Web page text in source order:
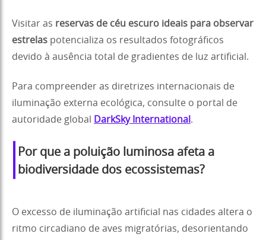
Visitar as reservas de céu escuro ideais para observar
estrelas potencializa os resultados fotográficos
devido à ausência total de gradientes de luz artificial.
Para compreender as diretrizes internacionais de
iluminação externa ecológica, consulte o portal de
autoridade global
DarkSky International .
Por que a poluição luminosa afeta a
biodiversidade dos ecossistemas?
O excesso de iluminação artificial nas cidades altera o
ritmo circadiano de aves migratórias, desorientando